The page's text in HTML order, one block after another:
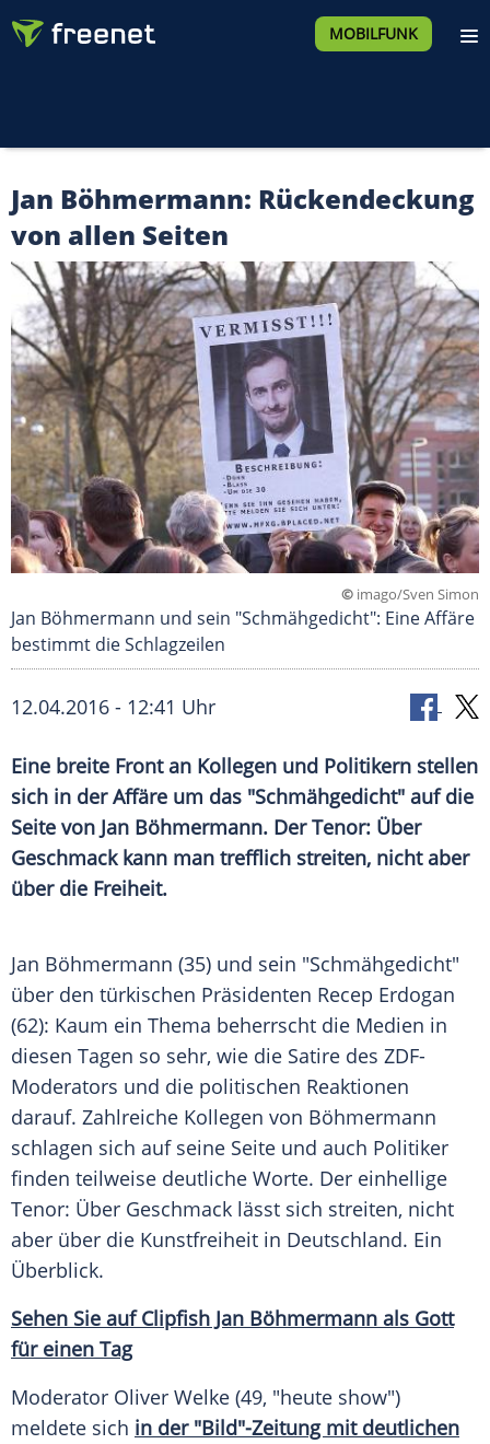
MOBILFUNK
Jan Böhmermann: Rückendeckung
von allen Seiten
© imago/Sven Simon
Jan Böhmermann und sein "Schmähgedicht": Eine Affäre
bestimmt die Schlagzeilen
12.04.2016 - 12:41 Uhr
Eine breite Front an Kollegen und Politikern stellen
sich in der Affäre um das "Schmähgedicht" auf die
Seite von Jan Böhmermann. Der Tenor: Über
Geschmack kann man trefflich streiten, nicht aber
über die Freiheit.
Jan Böhmermann (35) und sein "Schmähgedicht"
über den türkischen Präsidenten Recep Erdogan
(62): Kaum ein Thema beherrscht die Medien in
diesen Tagen so sehr, wie die Satire des ZDF-
Moderators und die politischen Reaktionen
darauf. Zahlreiche Kollegen von Böhmermann
schlagen sich auf seine Seite und auch Politiker
finden teilweise deutliche Worte. Der einhellige
Tenor: Über Geschmack lässt sich streiten, nicht
aber über die Kunstfreiheit in Deutschland. Ein
Überblick.
Sehen Sie auf Clipfish Jan Böhmermann als Gott
für einen Tag
Moderator Oliver Welke (49, "heute show")
meldete sich in der "Bild"-Zeitung mit deutlichen